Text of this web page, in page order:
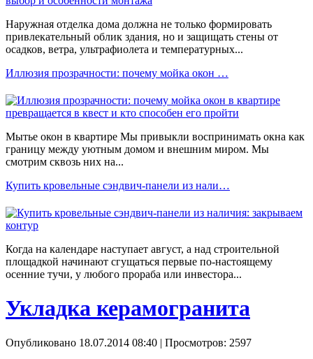
Наружная отделка дома должна не только формировать
привлекательный облик здания, но и защищать стены от
осадков, ветра, ультрафиолета и температурных...
Иллюзия прозрачности: почему мойка окон …
Мытье окон в квартире Мы привыкли воспринимать окна как
границу между уютным домом и внешним миром. Мы
смотрим сквозь них на...
Купить кровельные сэндвич-панели из нали…
Когда на календаре наступает август, а над строительной
площадкой начинают сгущаться первые по-настоящему
осенние тучи, у любого прораба или инвестора...
Укладка керамогранита
Опубликовано 18.07.2014 08:40 | Просмотров: 2597